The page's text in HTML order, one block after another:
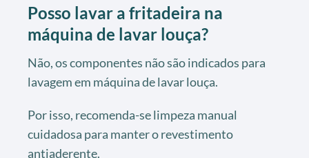
Posso lavar a fritadeira na
máquina de lavar louça?
Não, os componentes não são indicados para
lavagem em máquina de lavar louça.
Por isso, recomenda-se limpeza manual
cuidadosa para manter o revestimento
antiaderente.